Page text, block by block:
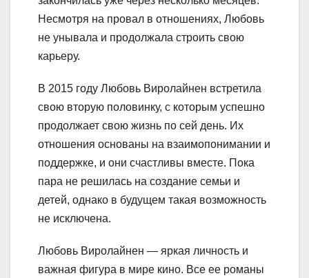
Несмотря на провал в отношениях, Любовь
не унывала и продолжала строить свою
карьеру.
В 2015 году Любовь Виролайнен встретила
свою вторую половинку, с которым успешно
продолжает свою жизнь по сей день. Их
отношения основаны на взаимопонимании и
поддержке, и они счастливы вместе. Пока
пара не решилась на создание семьи и
детей, однако в будущем такая возможность
не исключена.
Любовь Виролайнен — яркая личность и
важная фигура в мире кино. Все ее романы